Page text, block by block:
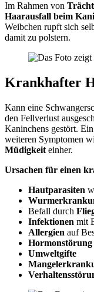
Im Rahmen von
Haarausfall beim
Weibchen rupft sich
damit zu polstern.
Krankhafter
Kann eine
den Fellverlust
Kaninchens gestört.
weiteren Symptomen
Müdigkeit einher.
Ursachen für einen
Hautparasiten
Befall durch
Infektionen mit
Allergien auf
Hormonstörung
Umweltgifte